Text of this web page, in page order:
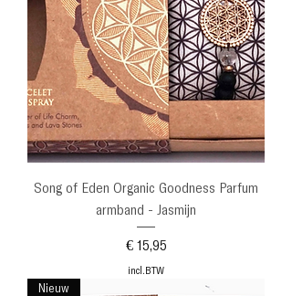
Song of Eden Organic Goodness Parfum
armband - Jasmijn
Prijs
€ 15,95
incl.BTW
Nieuw